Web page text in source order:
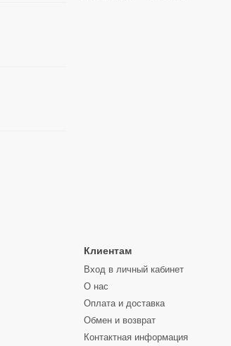
Клиентам
Вход в личный кабинет
О нас
Оплата и доставка
Обмен и возврат
Контактная информация